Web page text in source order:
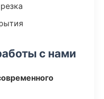
с нами